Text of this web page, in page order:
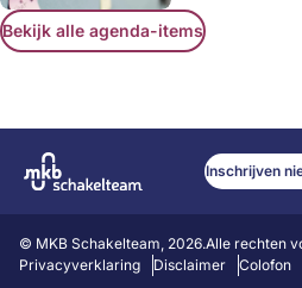
Bekijk alle agenda-items
Inschrijven
© MKB Schakelteam, 2026.Alle rechten
Privacyverklaring
Disclaimer Colofon